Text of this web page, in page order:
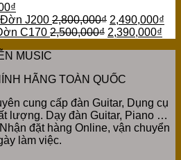
₫
Đờn J200 2,800,000₫ 2,490,000₫
C170 2,500,000₫ 2,390,000₫
MUSIC
HÃNG TOÀN QUỐC
cung cấp đàn Guitar, Dụng cụ
lượng. Dạy đàn Guitar, Piano …
đặt hàng Online, vận chuyển
làm việc.